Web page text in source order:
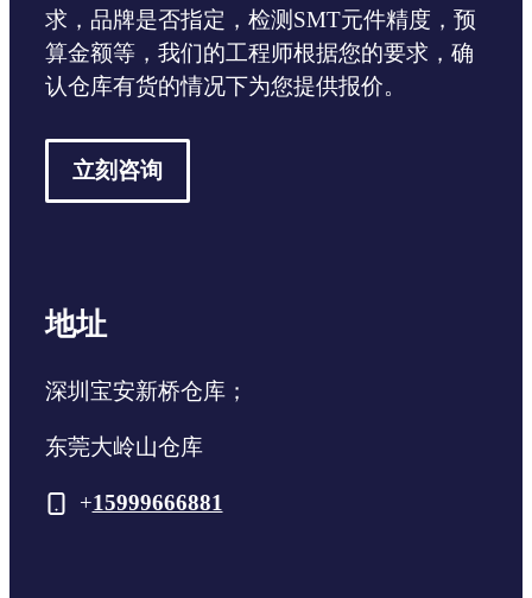
求，品牌是否指定，检测SMT元件精度，预
算金额等，我们的工程师根据您的要求，确
认仓库有货的情况下为您提供报价。
立刻咨询
地址
深圳宝安新桥仓库；
东莞大岭山仓库
+15999666881